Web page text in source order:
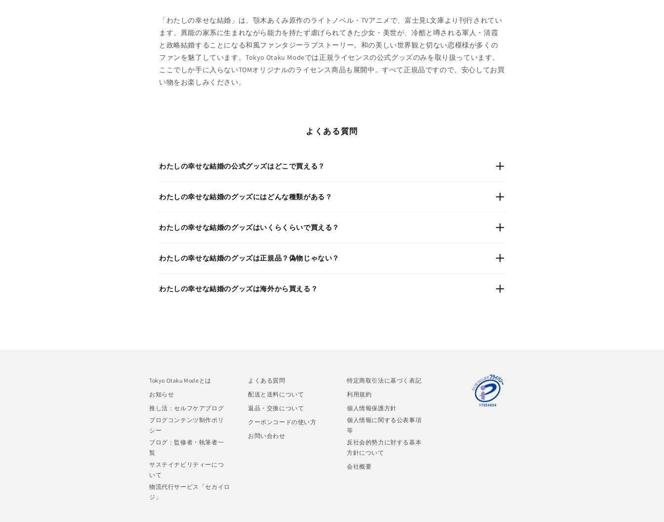
「わたしの幸せな結婚」は、顎木あくみ原作のライトノベル・TVアニメで、富士見L文庫より刊行されてい
ます。異能の家系に生まれながら能力を持たず虐げられてきた少女・美世が、冷酷と噂される軍人・清霞
と政略結婚することになる和風ファンタジーラブストーリー。和の美しい世界観と切ない恋模様が多くの
ファンを魅了しています。Tokyo Otaku Modeでは正規ライセンスの公式グッズのみを取り扱っています。
ここでしか手に入らないTOMオリジナルのライセンス商品も展開中。すべて正規品ですので、安心してお買
い物をお楽しみください。
よくある質問
わたしの幸せな結婚の公式グッズはどこで買える？
わたしの幸せな結婚のグッズにはどんな種類がある？
わたしの幸せな結婚のグッズはいくらくらいで買える？
わたしの幸せな結婚のグッズは正規品？偽物じゃない？
わたしの幸せな結婚のグッズは海外から買える？
Tokyo Otaku Modeとは
お知らせ
推し活：セルフケアブログ
ブログコンテンツ制作ポリ
シー
ブログ：監修者・執筆者一
覧
サステイナビリティーにつ
いて
物流代行サービス「セカイロ
ジ」
よくある質問
配送と送料について
返品・交換について
クーポンコードの使い方
お問い合わせ
特定商取引法に基づく表記
利用規約
個人情報保護方針
個人情報に関する公表事項
等
反社会的勢力に対する基本
方針について
会社概要